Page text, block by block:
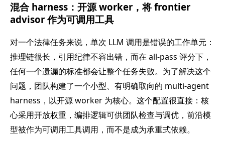
混合 harness：开源 worker，将 frontier
advisor 作为可调用工具
对一个法律任务来说，单次 LLM 调用是错误的工作单元：
推理链很长，引用纪律不容出错，而在 all-pass 评分下，
任何一个遗漏的标准都会让整个任务失败。为了解决这个
问题，团队构建了一个小型、有明确取向的 multi-agent
harness，以开源 worker 为核心。这个配置很直接：核
心采用开放权重，编排逻辑可供团队检查与调优，前沿模
型被作为可调用工具调用，而不是成为承重式依赖。